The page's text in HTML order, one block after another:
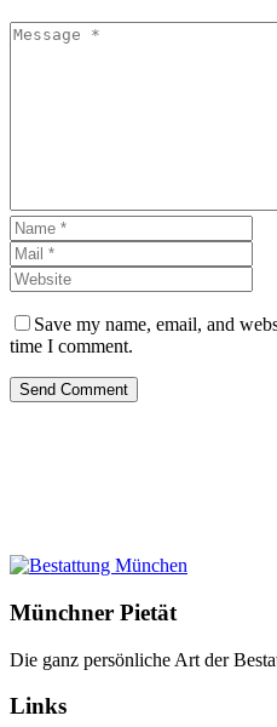
Save my name, email, and
time I comment.
Send Comment
Münchner Pietät
Die ganz persönliche Art der
Links